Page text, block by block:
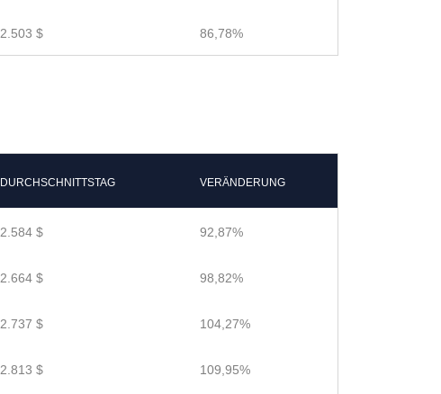
2.503 $ 86,78%
DURCHSCHNITTSTAG VERÄNDERUNG
2.584 $ 92,87%
2.664 $ 98,82%
2.737 $ 104,27%
2.813 $ 109,95%